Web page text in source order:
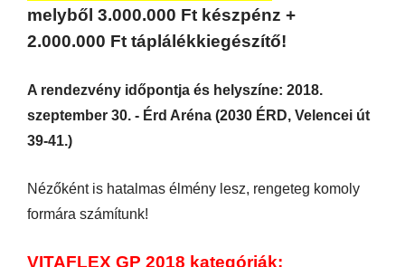
melyből 3.000.000 Ft készpénz +
2.000.000 Ft táplálékkiegészítő!
A rendezvény időpontja és helyszíne: 2018.
szeptember 30. - Érd Aréna (2030 ÉRD, Velencei út
39-41.)
Nézőként is hatalmas élmény lesz, rengeteg komoly
formára számítunk!
VITAFLEX GP 2018 kategóriák: